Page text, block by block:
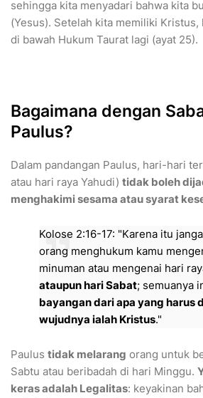
sehingga kita menyadari bahwa kita
(Yesus). Setelah kita memiliki
di bawah Hukum Taurat lagi (ayat 25).
​Bagaimana dengan
Paulus?
​Dalam pandangan Paulus, hari-hari
atau hari raya Yahudi) tidak boleh
menghakimi sesama atau syarat
​Kolose 2:16-17: "Karena itu
orang menghukum kamu
minuman atau mengenai hari
ataupun hari Sabat; semuanya
bayangan dari apa yang harus
wujudnya ialah Kristus."
​Paulus tidak melarang orang untuk
Sabtu atau beribadah di hari Minggu.
keras adalah Legalitas: keyakinan